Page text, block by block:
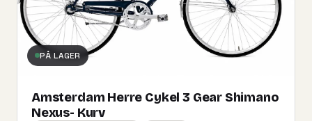
PÅ LAGER
Amsterdam Herre Cykel 3 Gear Shimano
Nexus- Kurv